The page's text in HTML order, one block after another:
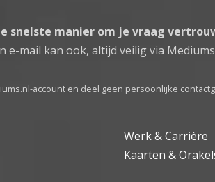
snelste manier om je vraag
e-mail kan ook, altijd veilig via
account en deel geen persoonlijke
Werk & Carrière
Kaarten &